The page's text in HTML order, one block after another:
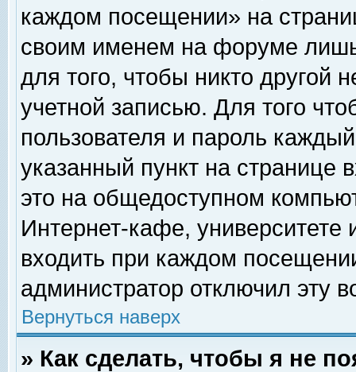
каждом посещении» на
своим именем на форуме
для того, чтобы никто другой
учетной записью. Для того
пользователя и пароль
указанный пункт на
это на общедоступном
Интернет-кафе, университете
входить при каждом
администратор отключил эту
Вернуться наверх
» Как сделать, чтобы я не